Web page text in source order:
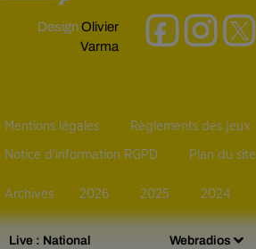
Live : National Webradios
DesignOlivier
Varma
Mentions légales Règlements des jeux
Notice d’information RGPD Plan du site
Archives 2026 2025 2024